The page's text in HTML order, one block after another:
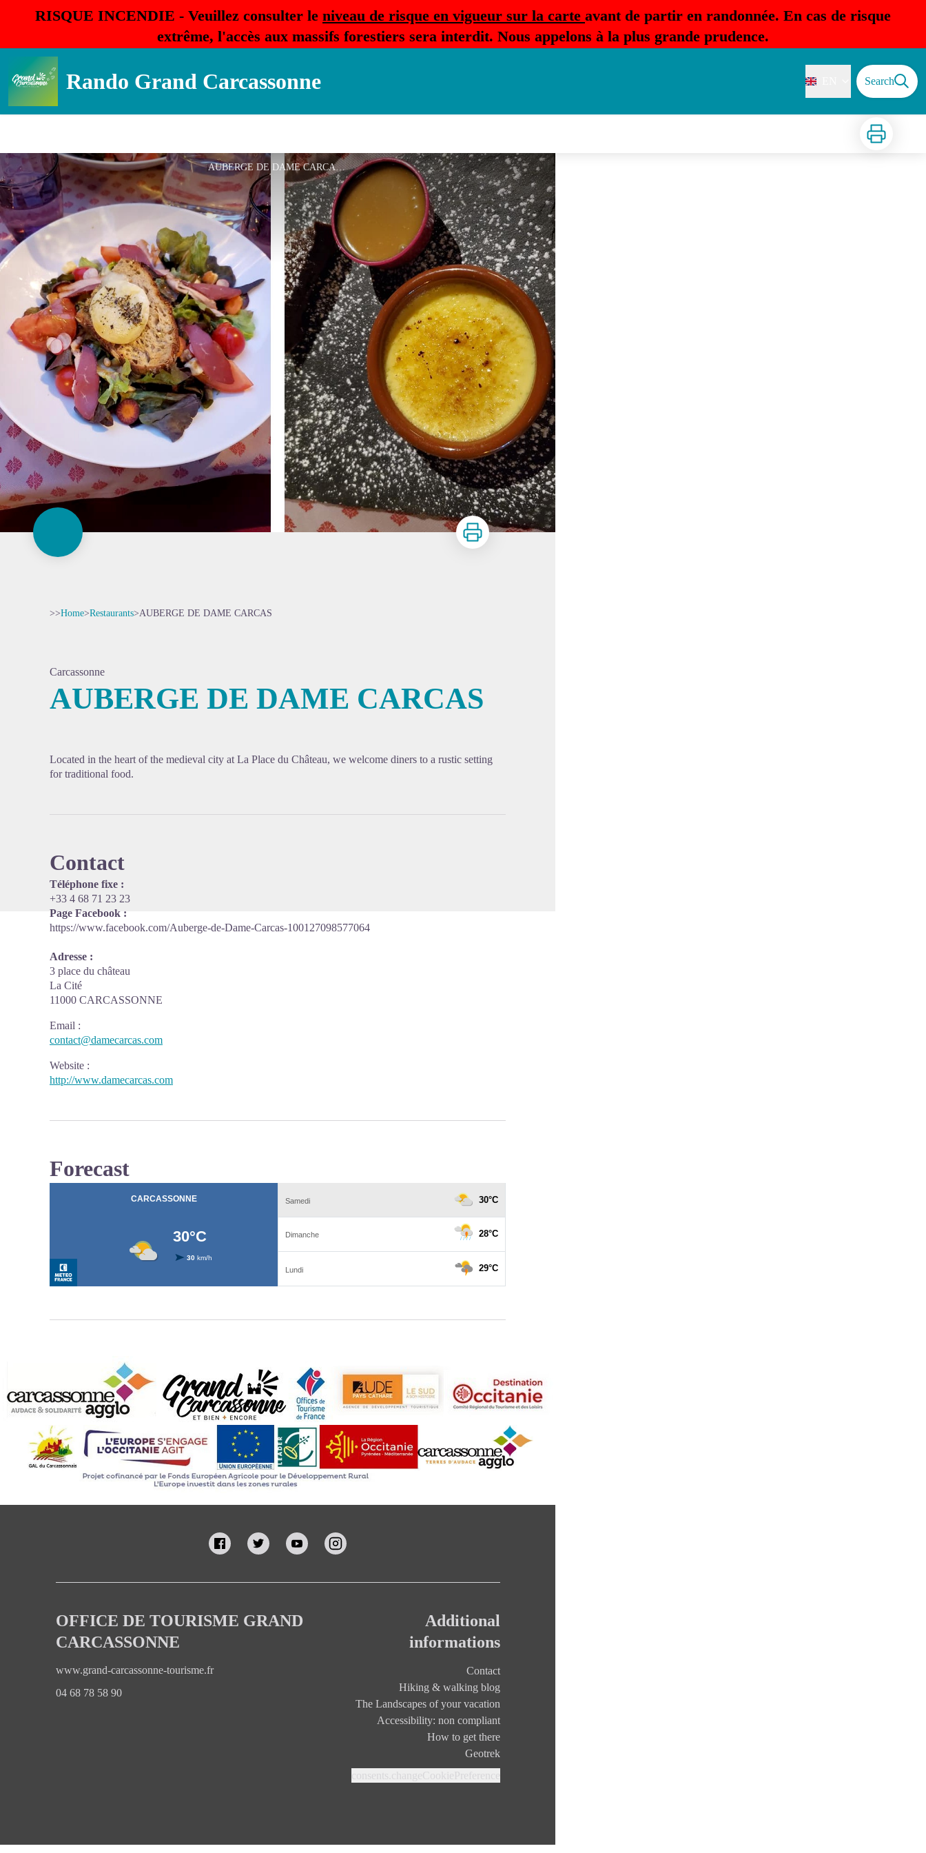
RISQUE INCENDIE - Veuillez consulter le niveau de risque en vigueur sur la carte avant de partir en randonnée. En cas de risque
extrême, l'accès aux massifs forestiers sera interdit. Nous appelons à la plus grande prudence.
Rando Grand Carcassonne Search
Print
AUBERGE DE DAME CARCAS-8
Print
>>Home>Restaurants>AUBERGE DE DAME CARCAS
Carcassonne
AUBERGE DE DAME CARCAS
Located in the heart of the medieval city at La Place du Château, we welcome diners to a rustic setting
for traditional food.
Contact
Téléphone fixe :
+33 4 68 71 23 23
Page Facebook :
https://www.facebook.com/Auberge-de-Dame-Carcas-100127098577064
Adresse :
3 place du château
La Cité
11000 CARCASSONNE
Email :
contact@damecarcas.com
Website :
http://www.damecarcas.com
Forecast
OFFICE DE TOURISME GRAND
CARCASSONNE
www.grand-carcassonne-tourisme.fr
04 68 78 58 90
Additional
informations
Contact
Hiking & walking blog
The Landscapes of your vacation
Accessibility: non compliant
How to get there
Geotrek
consents.changeCookiePreference